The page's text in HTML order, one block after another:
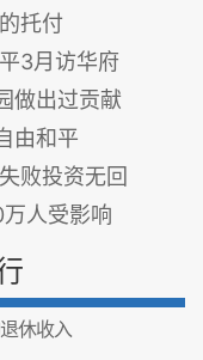
托付
3月访华府
做出过贡献
由和平
败投资无回
人受影响
休收入